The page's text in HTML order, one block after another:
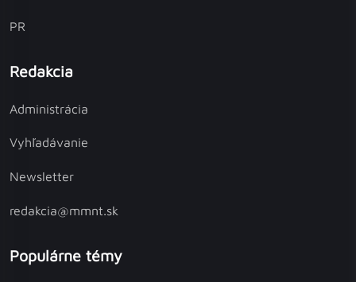
PR
Redakcia
Administrácia
Vyhľadávanie
Newsletter
redakcia@mmnt.sk
Populárne témy